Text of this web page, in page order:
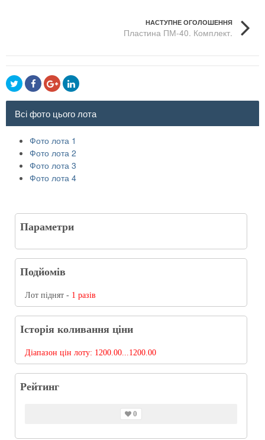
НАСТУПНЕ ОГОЛОШЕННЯ
Пластина ПМ-40. Комплект.
Всі фото цього лота
Фото лота 1
Фото лота 2
Фото лота 3
Фото лота 4
Параметри
Подйомів
Лот піднят - 1 разів
Історія коливання ціни
Діапазон цін лоту: 1200.00...1200.00
Рейтинг
0